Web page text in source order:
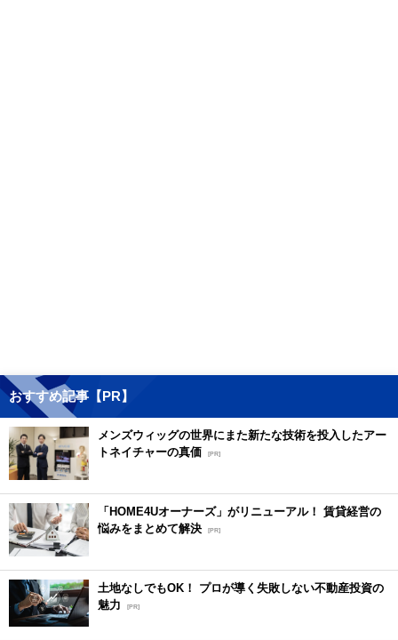
おすすめ記事【PR】
メンズウィッグの世界にまた新たな技術を投入したアー
トネイチャーの真価 [PR]
「HOME4Uオーナーズ」がリニューアル！ 賃貸経営の
悩みをまとめて解決 [PR]
土地なしでもOK！ プロが導く失敗しない不動産投資の
魅力
[PR]